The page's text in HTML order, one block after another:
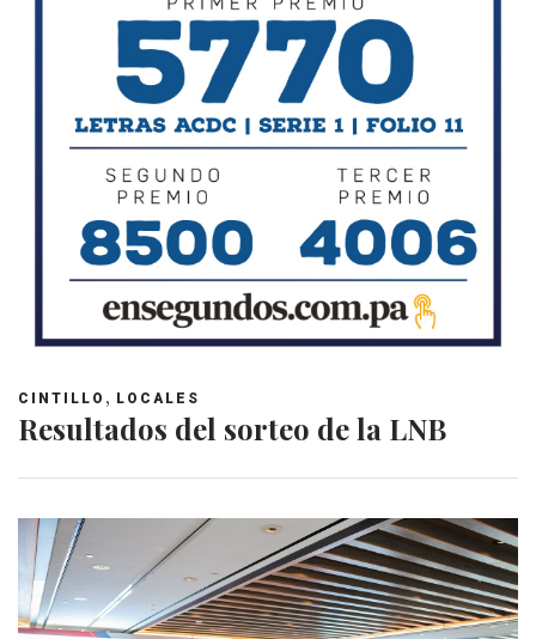
CINTILLO , LOCALES
Resultados del sorteo de la LNB